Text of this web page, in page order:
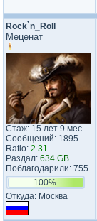
Rock`n_Roll
Меценат
Стаж: 15 лет 9 мес.
Сообщений: 1895
Ratio: 2.31
Раздал: 634 GB
Поблагодарили: 755
100%
Откуда: Москва